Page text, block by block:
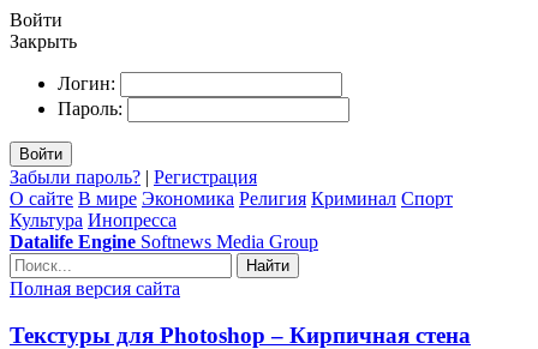
Войти
Закрыть
Логин:
Пароль:
Войти
Забыли пароль? | Регистрация
О сайте В мире Экономика Религия Криминал Спорт
Культура Инопресса
Datalife Engine Softnews Media Group
Найти
Полная версия сайта
Текстуры для Photoshop – Кирпичная стена